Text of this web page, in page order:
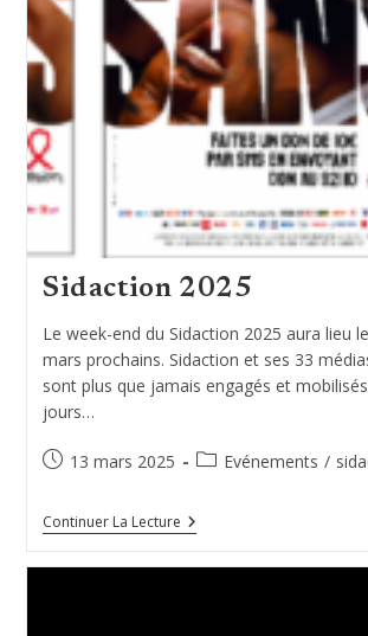
Sidaction 2025
Le week-end du Sidaction 2025 aura lieu
mars prochains. Sidaction et ses 33
sont plus que jamais engagés et
jours…
Publication
13 mars 2025
PostEvénements /
Continuer La LectureSidaction
2025